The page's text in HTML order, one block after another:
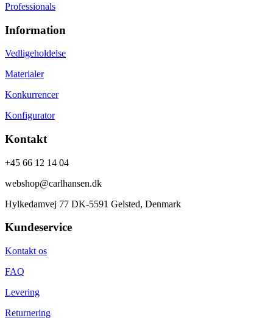
Professionals
Information
Vedligeholdelse
Materialer
Konkurrencer
Konfigurator
Kontakt
+45 66 12 14 04
webshop@carlhansen.dk
Hylkedamvej 77 DK-5591 Gelsted, Denmark
Kundeservice
Kontakt os
FAQ
Levering
Returnering